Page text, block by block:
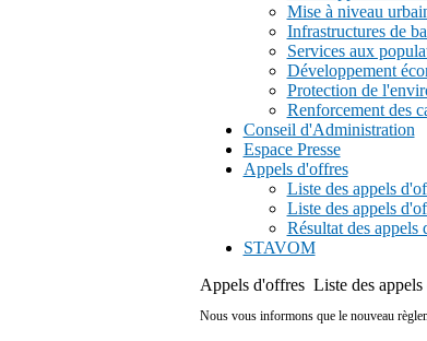
Mise à niveau
Infrastructures de
Services aux
Développement
Protection de
Renforcement des
Conseil d'Administration
Espace Presse
Appels d'offres
Liste des appels
Liste des appels
Résultat des appels
STAVOM
Appels d'offres Liste des
Nous vous informons que le nouveau